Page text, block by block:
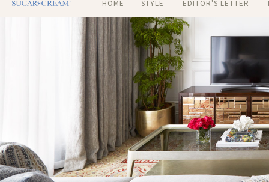
HOME STYLE EDITOR'S LETTER